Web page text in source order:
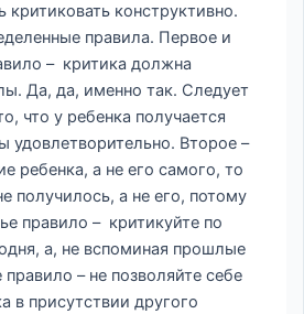
критиковать конструктивно.
правила. Первое и
– критика должна
Да, да, именно так. Следует
что у ребенка получается
удовлетворительно. Второе –
ребенка, а не его самого, то
получилось, а не его, потому
правило – критикуйте по
а, не вспоминая прошлые
– не позволяйте себе
в присутствии другого